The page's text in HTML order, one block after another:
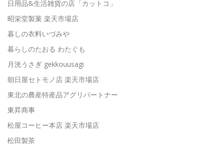
日用品&生活雑貨の店「カットコ」
昭栄堂製菓 楽天市場店
暮しの衣料いづみや
暮らしのたおる わたぐも
月洸うさぎ gekkouusagi
朝日屋セトモノ店 楽天市場店
東北の農産特産品アグリパートナー
東昇商事
松屋コーヒー本店 楽天市場店
松田製茶